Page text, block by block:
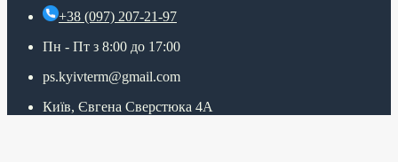
+38 (097) 207-21-97
Пн - Пт з 8:00 до 17:00
ps.kyivterm@gmail.com
Київ, Євгена Сверстюка 4А